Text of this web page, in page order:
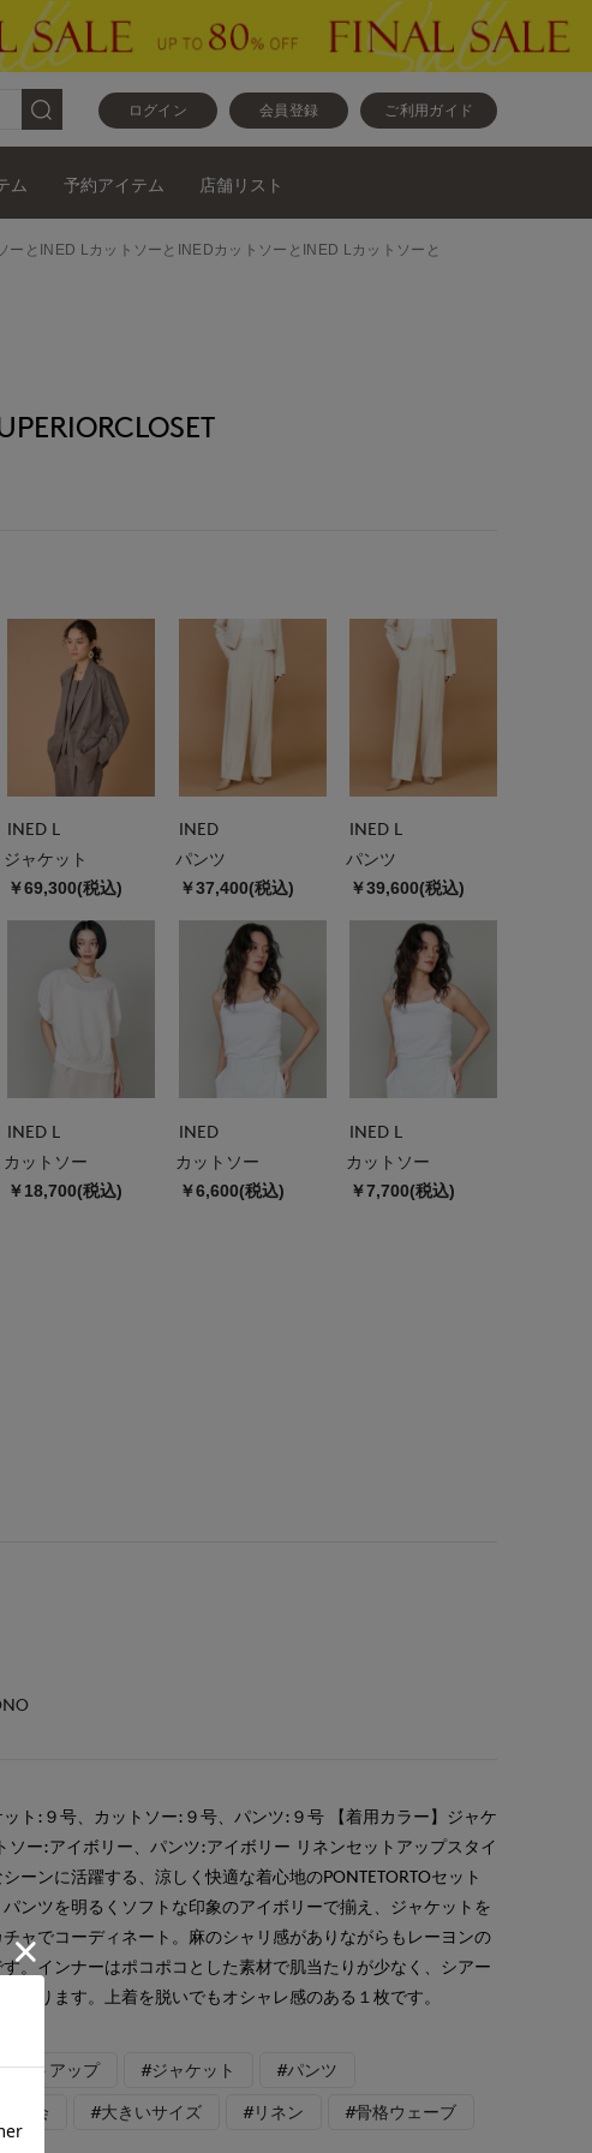
ログイン 会員登録 ご利用ガイド
ム 予約アイテム 店舗リスト
とINED LカットソーとINEDカットソーとINED Lカットソーと
INED L
ジャケット
￥69,300(税込)
INED
パンツ
￥37,400(税込)
INED L
パンツ
￥39,600(税込)
INED L
カットソー
￥18,700(税込)
INED
カットソー
￥6,600(税込)
INED L
カットソー
￥7,700(税込)
ット:９号、カットソー:９号、パンツ:９号 【着用カラー】ジャケ
ソー:アイボリー、パンツ:アイボリー リネンセットアップスタイ
ーンに活躍する、涼しく快適な着心地のPONTETORTOセット
ンツを明るくソフトな印象のアイボリーで揃え、ジャケットを
ャでコーディネート。麻のシャリ感がありながらもレーヨンの
。インナーはポコポコとした素材で肌当たりが少なく、シアー
になります。上着を脱いでもオシャレ感のある１枚です。
ットアップ #ジャケット #パンツ
#食事会 #大きいサイズ #リネン #骨格ウェーブ